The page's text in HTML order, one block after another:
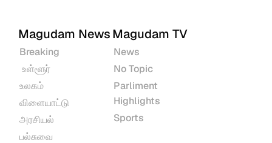
Magudam News
Breaking
உள்ளூர்
உலகம்
விளையாட்டு
அரசியல்
பல்சுவை
Magudam TV
News
No Topic
Parliment
Highlights
Sports